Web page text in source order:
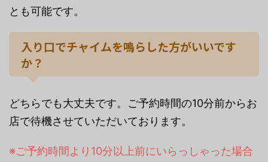
とも可能です。
入り口でチャイムを鳴らした方がいいです
か？
どちらでも大丈夫です。ご予約時間の10分前からお
店で待機させていただいております。
※ご予約時間より10分以上前にいらっしゃった場合